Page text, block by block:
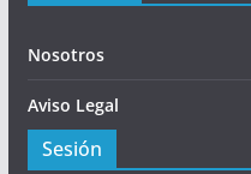
Nosotros
Aviso Legal
Sesión